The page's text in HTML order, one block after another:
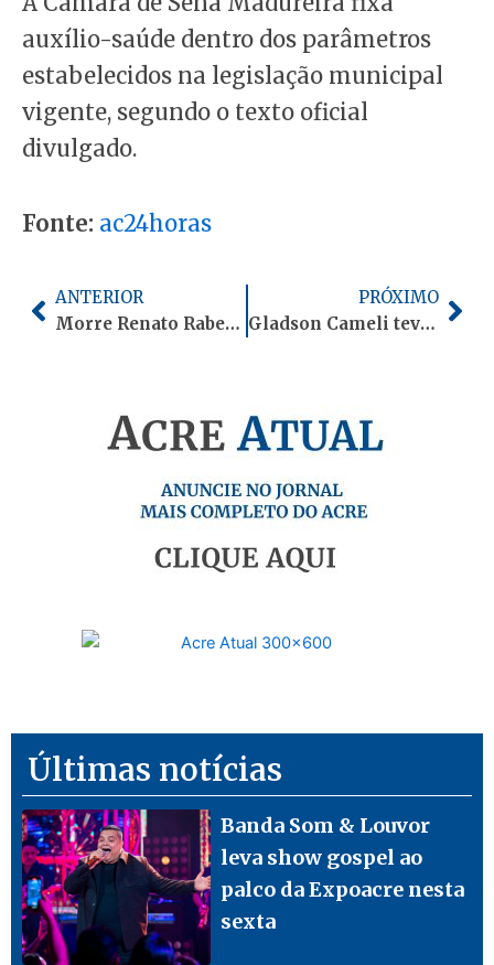
auxílio-saúde dentro dos parâmetros
estabelecidos na legislação municipal
vigente, segundo o texto oficial
divulgado.
Fonte: ac24horas
Anterior
ANTERIOR
Morre Renato Rabelo, ex-presidente nacional do PCdoB; PCdoB do Acre lamenta falecimento
PRÓXIMO
Gladson Cameli teve três compromissos com Lula entre 2023 e 2025, diz levantamento
Últimas notícias
Banda Som & Louvor
leva show gospel ao
palco da Expoacre nesta
sexta